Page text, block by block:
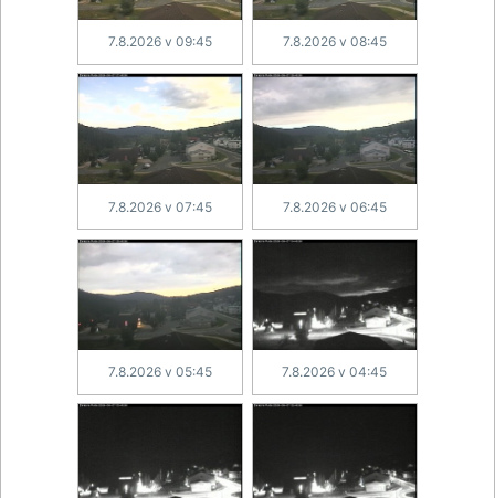
7.8.2026 v 09:45 7.8.2026 v 08:45
7.8.2026 v 07:45 7.8.2026 v 06:45
7.8.2026 v 05:45 7.8.2026 v 04:45